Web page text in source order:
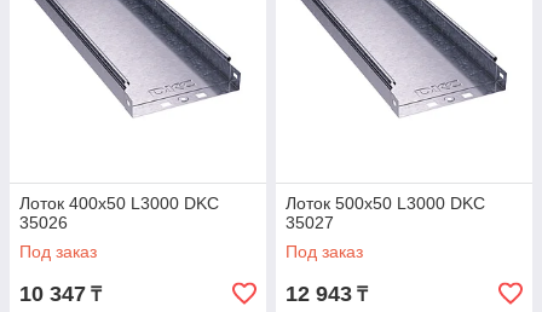
Лоток 400х50 L3000 DKC
35026
Под заказ
10 347 ₸
Лоток 500х50 L3000 DKC
35027
Под заказ
12 943 ₸